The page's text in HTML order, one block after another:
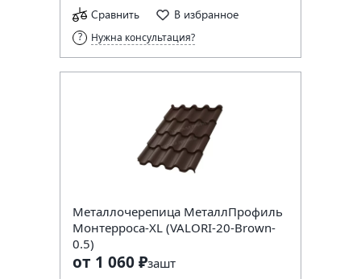
Сравнить В избранное
Нужна консультация?
Металлочерепица МеталлПрофиль
Монтерроса-XL (VALORI-20-Brown-
0.5)
от 1 060 ₽зашт